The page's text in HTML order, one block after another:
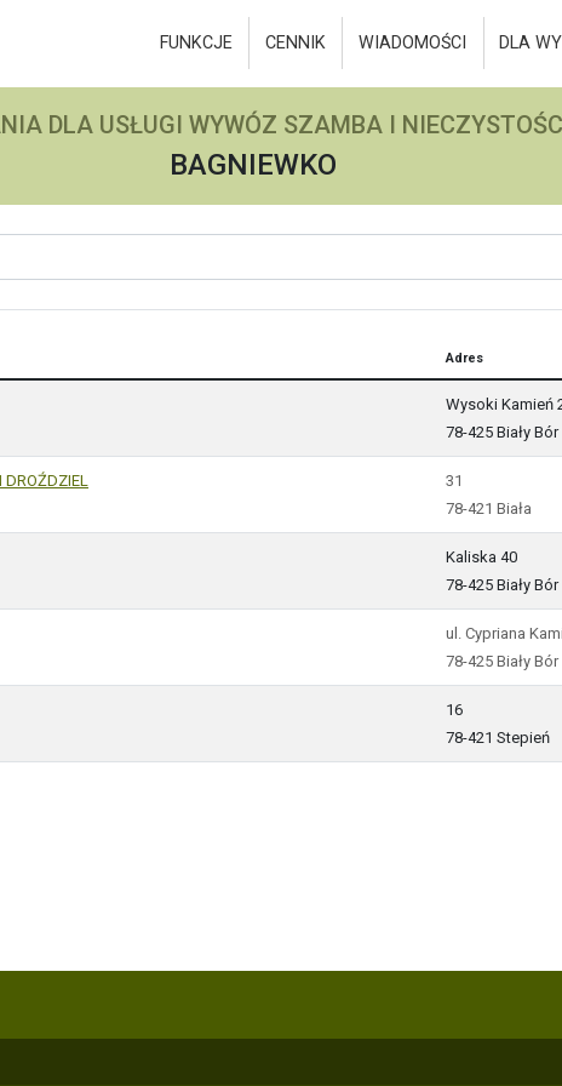
FUNKCJE CENNIK WIADOMOŚCI DLA
DLA USŁUGI WYWÓZ SZAMBA I
BAGNIEWKO
Adres
Wysoki Kamień
78-425 Biały Bór
31
78-421 Biała
Kaliska 40
78-425 Biały Bór
ul. Cypriana
78-425 Biały Bór
16
78-421 Stepień